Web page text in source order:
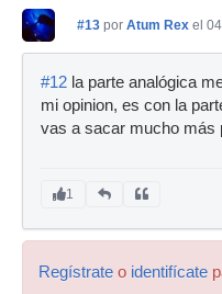
#13 por Atum Rex el
#12 la parte analógica
mi opinion, es con la
vas a sacar mucho más
1
Regístrate o identifícate